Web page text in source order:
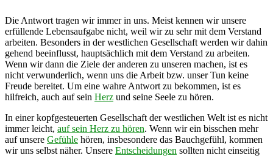
Die Antwort tragen wir immer in uns. Meist kennen wir unsere
erfüllende Lebensaufgabe nicht, weil wir zu sehr mit dem Verstand
arbeiten. Besonders in der westlichen Gesellschaft werden wir dahin
gehend beeinflusst, hauptsächlich mit dem Verstand zu arbeiten.
Wenn wir dann die Ziele der anderen zu unseren machen, ist es
nicht verwunderlich, wenn uns die Arbeit bzw. unser Tun keine
Freude bereitet. Um eine wahre Antwort zu bekommen, ist es
hilfreich, auch auf sein Herz und seine Seele zu hören.
In einer kopfgesteuerten Gesellschaft der westlichen Welt ist es nicht
immer leicht, auf sein Herz zu hören. Wenn wir ein bisschen mehr
auf unsere Gefühle hören, insbesondere das Bauchgefühl, kommen
wir uns selbst näher. Unsere Entscheidungen sollten nicht einseitig